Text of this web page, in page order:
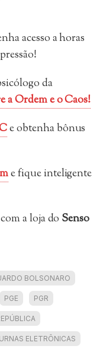
acesso a horas
da
a Ordem e o Caos!
e obtenha bônus
e fique inteligente
a loja do Senso
BOLSONARO
PGE PGR
URNAS ELETRÔNICAS